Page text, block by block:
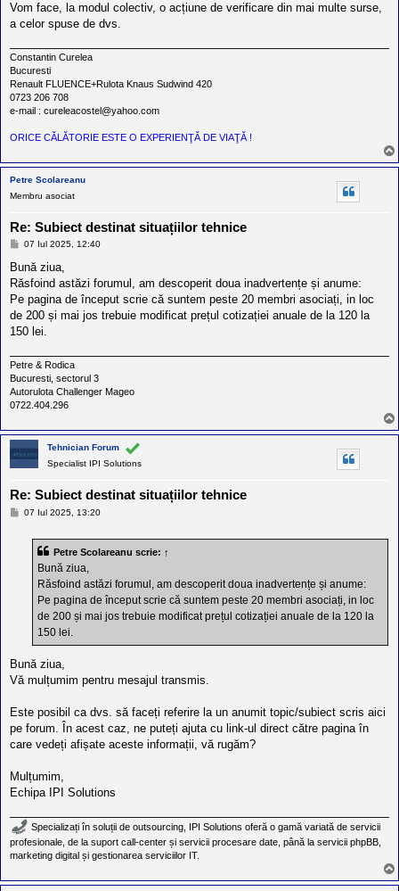
j
Vom face, la modul colectiv, o acțiune de verificare din mai multe surse,
a celor spuse de dvs.
Constantin Curelea
Bucuresti
Renault FLUENCE+Rulota Knaus Sudwind 420
0723 206 708
e-mail : cureleacostel@yahoo.com
ORICE CĂLĂTORIE ESTE O EXPERIENŢĂ DE VIAŢĂ !
Petre Scolareanu
Membru asociat
Re: Subiect destinat situațiilor tehnice
M
s
j
07 Iul 2025, 12:40
Bună ziua,
Răsfoind astăzi forumul, am descoperit doua inadvertențe și anume:
Pe pagina de început scrie că suntem peste 20 membri asociați, in loc
de 200 și mai jos trebuie modificat prețul cotizației anuale de la 120 la
150 lei.
Petre & Rodica
Bucuresti, sectorul 3
Autorulota Challenger Mageo
0722.404.296
Tehnician Forum
Specialist IPI Solutions
Re: Subiect destinat situațiilor tehnice
M07 Iul 2025, 13:20
Petre Scolareanu scrie: ↑
Bună ziua,
Răsfoind astăzi forumul, am descoperit doua inadvertențe și anume:
Pe pagina de început scrie că suntem peste 20 membri asociați, in loc
de 200 și mai jos trebuie modificat prețul cotizației anuale de la 120 la
150 lei.
Bună ziua,
Vă mulțumim pentru mesajul transmis.
Este posibil ca dvs. să faceți referire la un anumit topic/subiect scris aici
pe forum. În acest caz, ne puteți ajuta cu link-ul direct către pagina în
care vedeți afișate aceste informații, vă rugăm?
Mulțumim,
Echipa IPI Solutions
Specializați în soluții de outsourcing, IPI Solutions oferă o gamă variată de servicii
profesionale, de la suport call-center și servicii procesare date, până la servicii phpBB,
marketing digital și gestionarea serviciilor IT.